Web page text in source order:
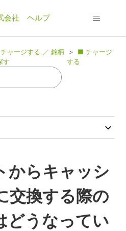
会社 ヘルプ
チャージする ／ 銘柄
す
■ チャージ
する
からキャッシ
交換する際の
どうなってい